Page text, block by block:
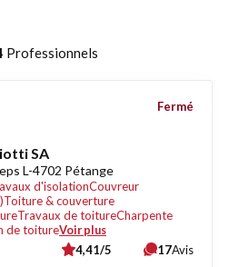
Professionnels
SA
L-4702 Pétange
d'isolationCouvreur
Toiture & couverture
Travaux de toitureCharpente
de toitureVoir plus
Fermé
4,41/5 17Avis